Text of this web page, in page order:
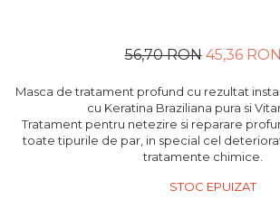
56,70 RON 45,36 RON
Masca de tratament profund cu rezultat
cu Keratina Braziliana pura si
Tratament pentru netezire si reparare
toate tipurile de par, in special cel
tratamente chimice.
STOC EPUIZAT